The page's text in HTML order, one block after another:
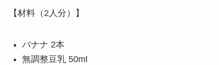
【材料（2人分）】
バナナ 2本
無調整豆乳 50ml